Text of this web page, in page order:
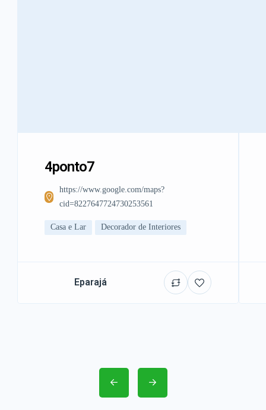
4ponto7
https://www.google.com/maps?
cid=8227647724730253561
Casa e Lar Decorador de Interiores
Eparajá